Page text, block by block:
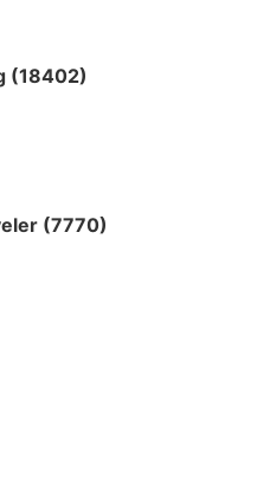
(18402)
(7770)